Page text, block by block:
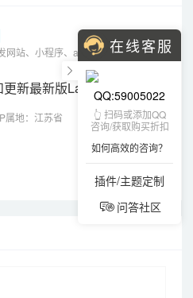
专注web开发，可开发网站、小程序、app、oa、erp等各种系统
新最新版LayCenter
属地：江苏省
在线客服
QQ:59005022
👆 扫码或添加QQ
咨询/获取购买折扣
如何高效的咨询？
插件/主题定制
问答社区